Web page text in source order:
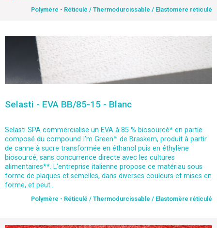
Polymère - Réticulé / Thermodurcissable / Elastomère réticulé
Selasti - EVA BB/85-15 - Blanc
Selasti SPA commercialise un EVA à 85 % biosourcé* en partie
composé du compound I’m Green™ de Braskem, produit à partir
de canne à sucre transformée en éthanol puis en éthylène
biosourcé, sans concurrence directe avec les cultures
alimentaires**. L’entreprise italienne propose ce matériau sous
forme de plaques et semelles, dans diverses couleurs et mises en
forme, et peut...
Polymère - Réticulé / Thermodurcissable / Elastomère réticulé